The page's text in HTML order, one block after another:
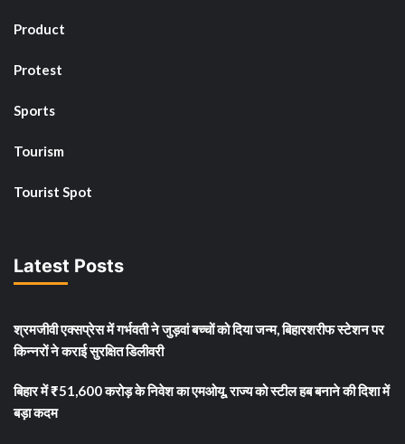
Product
Protest
Sports
Tourism
Tourist Spot
Latest Posts
श्रमजीवी एक्सप्रेस में गर्भवती ने जुड़वां बच्चों को दिया जन्म, बिहारशरीफ स्टेशन पर
किन्नरों ने कराई सुरक्षित डिलीवरी
बिहार में ₹51,600 करोड़ के निवेश का एमओयू, राज्य को स्टील हब बनाने की दिशा में
बड़ा कदम